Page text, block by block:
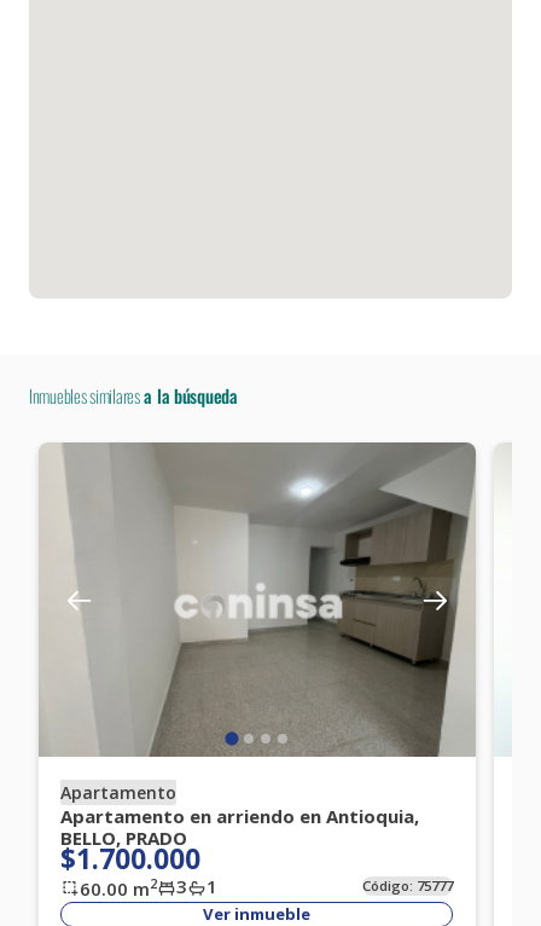
Inmuebles similaresa la búsqueda
Apartamento
Apartamento en arriendo en Antioquia,
BELLO, PRADO
$1.700.000
60.00 m2 3 1 Código: 75777
Ver inmueble